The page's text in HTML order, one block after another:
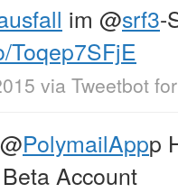
im @srf3-
Toqep7SFjE
via Tweetbot
@PolymailAppp
Account